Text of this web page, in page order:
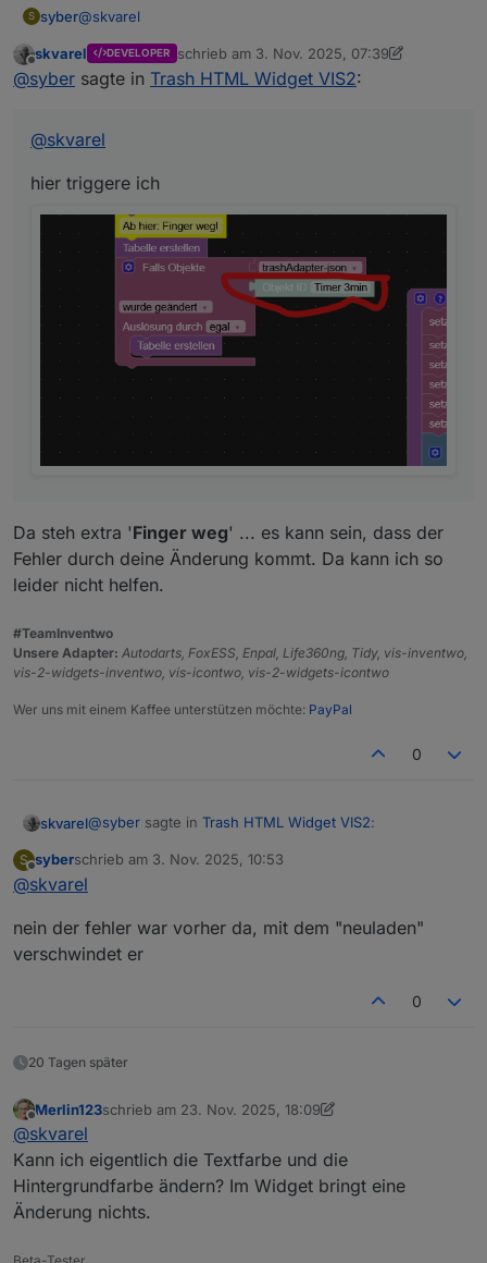
S syber@skvarel
hier triggere ich
Offline
skvarel DEVELOPER schrieb am 3. Nov. 2025, 07:39
zuletzt editiert von skvarel11. März 2025,
@syber sagte in Trash HTML Widget VIS2:
@skvarel
hier triggere ich
Da steh extra 'Finger weg' ... es kann sein, dass der
Fehler durch deine Änderung kommt. Da kann ich so
leider nicht helfen.
#TeamInventwo
Unsere Adapter: Autodarts, FoxESS, Enpal, Life360ng, Tidy, vis-inventwo,
vis-2-widgets-inventwo, vis-icontwo, vis-2-widgets-icontwo
Wer uns mit einem Kaffee unterstützen möchte: PayPal
0
skvarel@syber sagte in Trash HTML Widget VIS2:
hier triggere ich
Da steh extra ' Finger weg
' ... es kann sein, dass der
Fehler durch deine Änderung kommt. Da kann ich so
leider nicht helfen.
S
Offline
syberschrieb am 3. Nov. 2025, 10:53
zuletzt editiert von
@skvarel
nein der fehler war vorher da, mit dem "neuladen"
verschwindet er
0
20 Tagen später
Offline
Merlin123schrieb am 23. Nov. 2025, 18:09
zuletzt editiert von Merlin123
@skvarel
Kann ich eigentlich die Textfarbe und die
Hintergrundfarbe ändern? Im Widget bringt eine
Änderung nichts.